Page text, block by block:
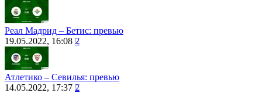
Реал Мадрид – Бетис: превью
19.05.2022, 16:08 2
Атлетико – Севилья: превью
14.05.2022, 17:37 2